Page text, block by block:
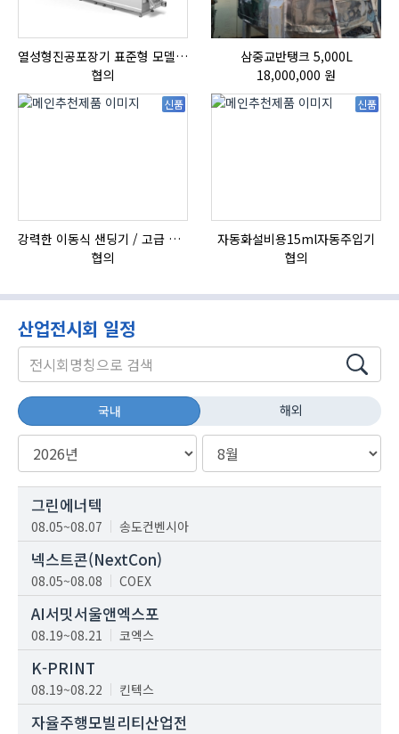
열성형진공포장기 표준형 모델 OMNIVAC S-200
협의
삼중교반탱크 5,000L
18,000,000 원
신품
강력한 이동식 샌딩기 / 고급 이태리 IBIX샌드블라스터
협의
신품
자동화설비용15ml자동주입기
협의
산업전시회 일정
국내 해외
그린에너텍
08.05~08.07 송도컨벤시아
넥스트콘(NextCon)
08.05~08.08 COEX
AI서밋서울앤엑스포
08.19~08.21 코엑스
K-PRINT
08.19~08.22 킨텍스
자율주행모빌리티산업전